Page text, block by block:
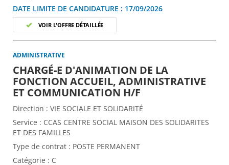
DATE LIMITE DE CANDIDATURE : 17/09/2026
VOIR L'OFFRE DÉTAILLÉE
ADMINISTRATIVE
CHARGÉ-E D'ANIMATION DE LA
FONCTION ACCUEIL, ADMINISTRATIVE
ET COMMUNICATION H/F
Direction : VIE SOCIALE ET SOLIDARITÉ
Service : CCAS CENTRE SOCIAL MAISON DES SOLIDARITES
ET DES FAMILLES
Type de contrat : POSTE PERMANENT
Catégorie : C